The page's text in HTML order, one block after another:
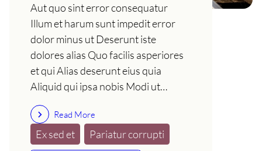
Aut quo sint error consequatur
Illum et harum sunt impedit error
dolor minus ut Deserunt iste
dolores alias Quo facilis asperiores
et qui Alias deserunt eius quia
Aliquid qui ipsa nobis Modi ut…
Read More
Ex sed et Pariatur corrupti